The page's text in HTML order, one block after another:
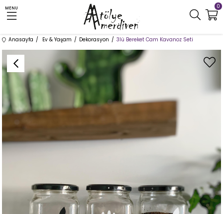
MENU 0
Anasayfa Ev & Yaşam Dekorasyon 3lü Bereket Cam Kavanoz Seti